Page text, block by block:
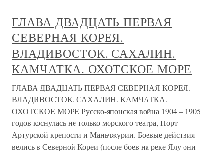
ГЛАВА ДВАДЦАТЬ ПЕРВАЯ
СЕВЕРНАЯ КОРЕЯ.
ВЛАДИВОСТОК. САХАЛИН.
КАМЧАТКА. ОХОТСКОЕ МОРЕ
ГЛАВА ДВАДЦАТЬ ПЕРВАЯ СЕВЕРНАЯ КОРЕЯ.
ВЛАДИВОСТОК. САХАЛИН. КАМЧАТКА.
ОХОТСКОЕ МОРЕ Русско-японская война 1904 – 1905
годов коснулась не только морского театра, Порт-
Артурской крепости и Маньчжурии. Боевые действия
велись в Северной Кореи (после боев на реке Ялу они